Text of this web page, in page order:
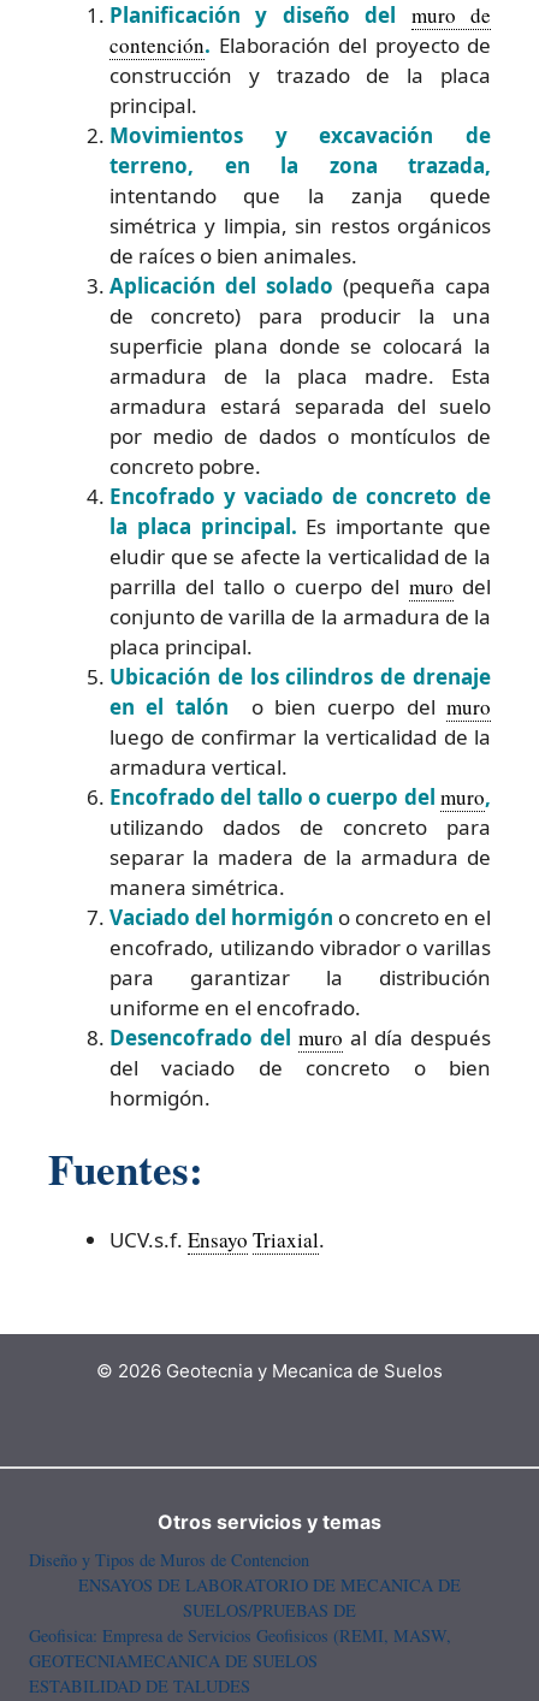
Planificación y diseño del muro de
contención. Elaboración del proyecto de
construcción y trazado de la placa
principal.
Movimientos y excavación de
terreno, en la zona trazada,
intentando que la zanja quede
simétrica y limpia, sin restos orgánicos
de raíces o bien animales.
Aplicación del solado (pequeña capa
de concreto) para producir la una
superficie plana donde se colocará la
armadura de la placa madre. Esta
armadura estará separada del suelo
por medio de dados o montículos de
concreto pobre.
Encofrado y vaciado de concreto de
la placa principal. Es importante que
eludir que se afecte la verticalidad de la
parrilla del tallo o cuerpo del muro del
conjunto de varilla de la armadura de la
placa principal.
Ubicación de los cilindros de drenaje
en el talón
o bien cuerpo del muro
luego de confirmar la verticalidad de la
armadura vertical.
Encofrado del tallo o cuerpo del muro,
utilizando dados de concreto para
separar la madera de la armadura de
manera simétrica.
Vaciado del hormigón o concreto en el
encofrado, utilizando vibrador o varillas
para garantizar la distribución
uniforme en el encofrado.
Desencofrado del muro al día después
del vaciado de concreto o bien
hormigón.
Fuentes:
UCV.s.f. Ensayo Triaxial.
© 2026 Geotecnia y Mecanica de Suelos
Otros servicios y temas
Diseño y Tipos de Muros de Contencion
ENSAYOS DE LABORATORIO DE MECANICA DE
SUELOS/PRUEBAS DE
Geofisica: Empresa de Servicios Geofisicos (REMI, MASW,
GEOTECNIAMECANICA DE SUELOS
ESTABILIDAD DE TALUDES